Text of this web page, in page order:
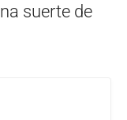
suerte de